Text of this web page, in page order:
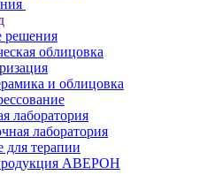
решения
облицовка
и облицовка
лаборатория
лаборатория
для терапии
АВЕРОН